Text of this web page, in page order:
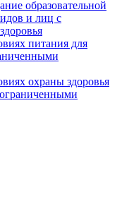
образовательной
и лиц с
питания для
охраны здоровья